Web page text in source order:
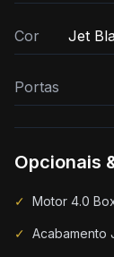
Cor Jet
Portas
Opcionais
✓ Motor 4.0
✓ Acabamento